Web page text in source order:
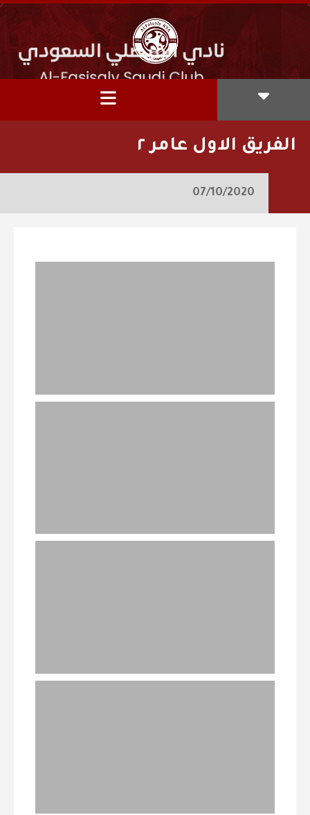
الفريق الاول عامر ٢
07/10/2020